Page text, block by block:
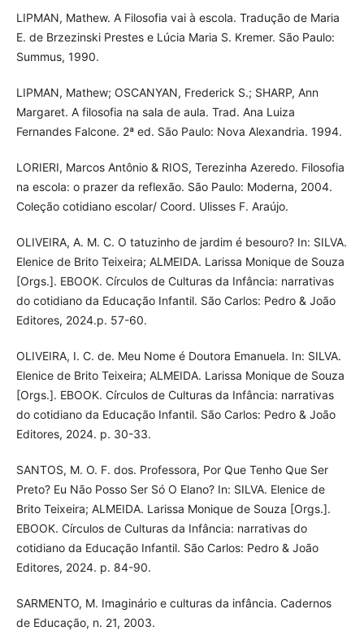
LIPMAN, Mathew. A Filosofia vai à escola. Tradução de Maria
E. de Brzezinski Prestes e Lúcia Maria S. Kremer. São Paulo:
Summus, 1990.
LIPMAN, Mathew; OSCANYAN, Frederick S.; SHARP, Ann
Margaret. A filosofia na sala de aula. Trad. Ana Luiza
Fernandes Falcone. 2ª ed. São Paulo: Nova Alexandria. 1994.
LORIERI, Marcos Antônio & RIOS, Terezinha Azeredo. Filosofia
na escola: o prazer da reflexão. São Paulo: Moderna, 2004.
Coleção cotidiano escolar/ Coord. Ulisses F. Araújo.
OLIVEIRA, A. M. C. O tatuzinho de jardim é besouro? In: SILVA.
Elenice de Brito Teixeira; ALMEIDA. Larissa Monique de Souza
[Orgs.]. EBOOK. Círculos de Culturas da Infância: narrativas
do cotidiano da Educação Infantil. São Carlos: Pedro & João
Editores, 2024.p. 57-60.
OLIVEIRA, I. C. de. Meu Nome é Doutora Emanuela. In: SILVA.
Elenice de Brito Teixeira; ALMEIDA. Larissa Monique de Souza
[Orgs.]. EBOOK. Círculos de Culturas da Infância: narrativas
do cotidiano da Educação Infantil. São Carlos: Pedro & João
Editores, 2024. p. 30-33.
SANTOS, M. O. F. dos. Professora, Por Que Tenho Que Ser
Preto? Eu Não Posso Ser Só O Elano? In: SILVA. Elenice de
Brito Teixeira; ALMEIDA. Larissa Monique de Souza [Orgs.].
EBOOK. Círculos de Culturas da Infância: narrativas do
cotidiano da Educação Infantil. São Carlos: Pedro & João
Editores, 2024. p. 84-90.
SARMENTO, M. Imaginário e culturas da infância. Cadernos
de Educação, n. 21, 2003.